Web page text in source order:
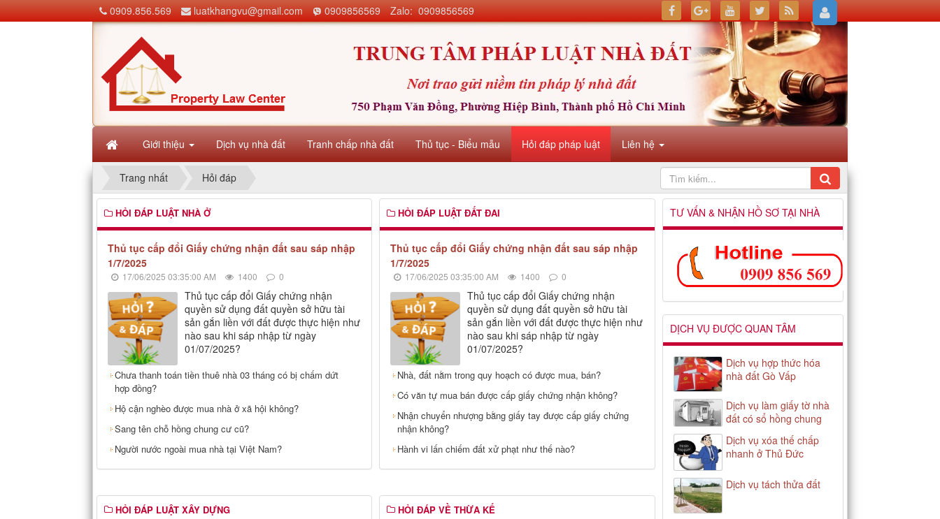
Giới thiệu Dịch vụ nhà đất Tranh chấp nhà đất Thủ tục - Biểu mẫu Hỏi đáp pháp luật Liên hệ
0909.856.569 luatkhangvu@gmail.com 0909856569 Zalo: 0909856569
Trang nhất Hỏi đáp
HỎI ĐÁP LUẬT NHÀ Ở
Thủ tục cấp đổi Giấy chứng nhận đất sau sáp nhập
1/7/2025
17/06/2025 03:35:00 AM 1400 0
Thủ tục cấp đổi Giấy chứng nhận
quyền sử dụng đất quyền sở hữu tài
sản gắn liền với đất được thực hiện như
nào sau khi sáp nhập từ ngày
01/07/2025?
Chưa thanh toán tiền thuê nhà 03 tháng có bị chấm dứt
hợp đồng?
Hộ cận nghèo được mua nhà ở xã hội không?
Sang tên chỗ hồng chung cư cũ?
Người nước ngoài mua nhà tại Việt Nam?
HỎI ĐÁP LUẬT ĐẤT ĐAI
Thủ tục cấp đổi Giấy chứng nhận đất sau sáp nhập
1/7/2025
17/06/2025 03:35:00 AM 1400 0
Thủ tục cấp đổi Giấy chứng nhận
quyền sử dụng đất quyền sở hữu tài
sản gắn liền với đất được thực hiện như
nào sau khi sáp nhập từ ngày
01/07/2025?
Nhà, đất nằm trong quy hoạch có được mua, bán?
Có văn tự mua bán được cấp giấy chứng nhận không?
Nhận chuyển nhượng bằng giấy tay được cấp giấy chứng
nhận không?
Hành vi lấn chiếm đất xử phạt như thế nào?
HỎI ĐÁP LUẬT XÂY DỰNG HỎI ĐÁP VỀ THỪA KẾ
TƯ VẤN & NHẬN HỒ SƠ TẠI NHÀ
DỊCH VỤ ĐƯỢC QUAN TÂM
Dịch vụ hợp thức hóa
nhà đất Gò Vấp
Dịch vụ làm giấy tờ nhà
đất có sổ hồng chung
Dịch vụ xóa thế chấp
nhanh ở Thủ Đức
Dịch vụ tách thửa đất